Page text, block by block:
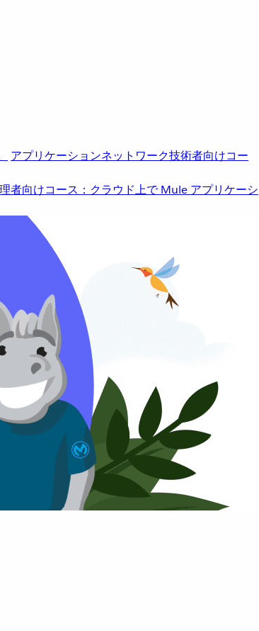
アプリケーションネットワーク技術者向けコー
者向けコース：クラウド上で Mule アプリケーシ